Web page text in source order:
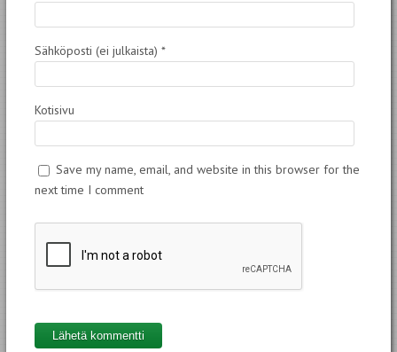
Sähköposti (ei julkaista) *
Kotisivu
Save my name, email, and website in this browser for the
next time I comment